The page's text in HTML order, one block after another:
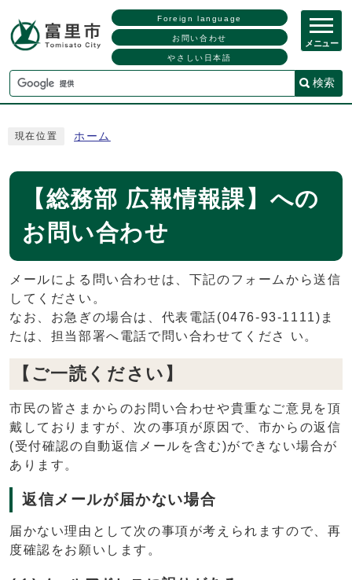
Foreign language
お問い合わせ
やさしい日本語
検索
メニュー
現在位置 ホーム
【総務部 広報情報課】への
お問い合わせ
メールによる問い合わせは、下記のフォームから送信
してください。
なお、お急ぎの場合は、代表電話(0476-93-1111)ま
たは、担当部署へ電話で問い合わせてくださ い。
【ご一読ください】
市民の皆さまからのお問い合わせや貴重なご意見を頂
戴しておりますが、次の事項が原因で、市からの返信
(受付確認の自動返信メールを含む)ができない場合が
あります。
返信メールが届かない場合
届かない理由として次の事項が考えられますので、再
度確認をお願いします。